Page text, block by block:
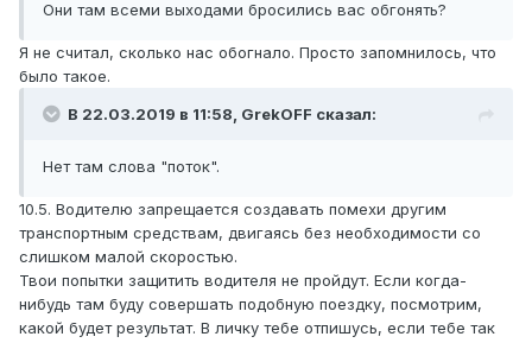
Они там всеми выходами бросились вас обгонять?
Я не считал, сколько нас обогнало. Просто запомнилось, что
было такое.
В 22.03.2019 в 11:58, GrekOFF сказал:
Нет там слова "поток".
10.5. Водителю запрещается создавать помехи другим
транспортным средствам, двигаясь без необходимости со
слишком малой скоростью.
Твои попытки защитить водителя не пройдут. Если когда-
нибудь там буду совершать подобную поездку, посмотрим,
какой будет результат. В личку тебе отпишусь, если тебе так